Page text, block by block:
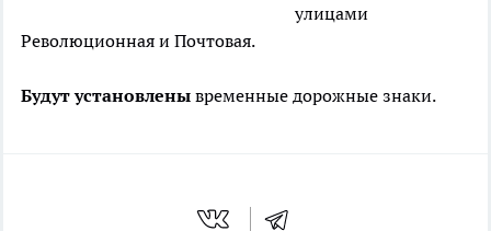
улицами
Революционная и Почтовая.
Будут установлены временные дорожные знаки.